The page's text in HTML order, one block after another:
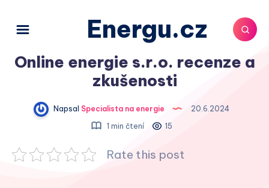
Energu.cz
Online energie s.r.o. recenze a
zkušenosti
Napsal Specialista na energie
20.6.2024
1 min čtení
15
Rate this post